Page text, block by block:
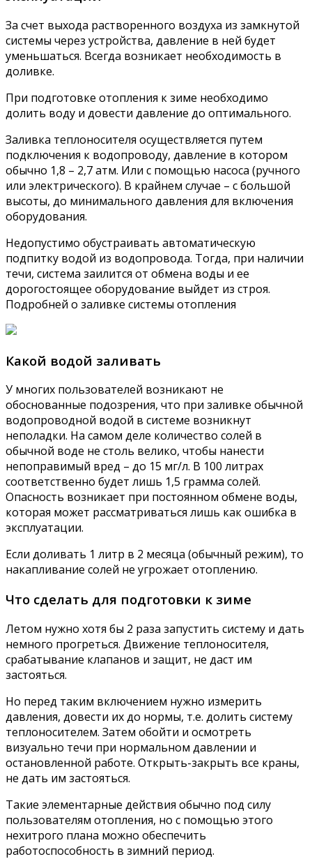
За счет выхода растворенного воздуха из замкнутой
системы через устройства, давление в ней будет
уменьшаться. Всегда возникает необходимость в
доливке.
При подготовке отопления к зиме необходимо
долить воду и довести давление до оптимального.
Заливка теплоносителя осуществляется путем
подключения к водопроводу, давление в котором
обычно 1,8 – 2,7 атм. Или с помощью насоса (ручного
или электрического). В крайнем случае – с большой
высоты, до минимального давления для включения
оборудования.
Недопустимо обустраивать автоматическую
подпитку водой из водопровода. Тогда, при наличии
течи, система заилится от обмена воды и ее
дорогостоящее оборудование выйдет из строя.
Подробней о заливке системы отопления
Какой водой заливать
У многих пользователей возникают не
обоснованные подозрения, что при заливке обычной
водопроводной водой в системе возникнут
неполадки. На самом деле количество солей в
обычной воде не столь велико, чтобы нанести
непоправимый вред – до 15 мг/л. В 100 литрах
соответственно будет лишь 1,5 грамма солей.
Опасность возникает при постоянном обмене воды,
которая может рассматриваться лишь как ошибка в
эксплуатации.
Если доливать 1 литр в 2 месяца (обычный режим), то
накапливание солей не угрожает отоплению.
Что сделать для подготовки к зиме
Летом нужно хотя бы 2 раза запустить систему и дать
немного прогреться. Движение теплоносителя,
срабатывание клапанов и защит, не даст им
застояться.
Но перед таким включением нужно измерить
давления, довести их до нормы, т.е. долить систему
теплоносителем. Затем обойти и осмотреть
визуально течи при нормальном давлении и
остановленной работе. Открыть-закрыть все краны,
не дать им застояться.
Такие элементарные действия обычно под силу
пользователям отопления, но с помощью этого
нехитрого плана можно обеспечить
работоспособность в зимний период.